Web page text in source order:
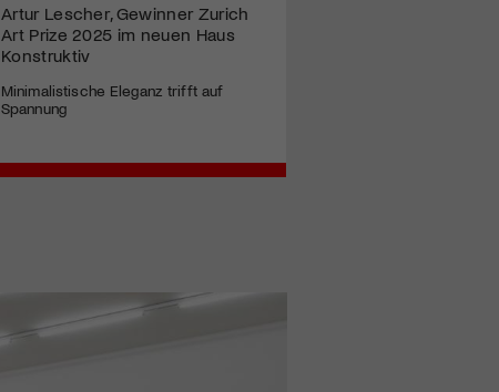
Artur Lescher, Gewinner Zurich
Art Prize 2025 im neuen Haus
Konstruktiv
Minimalistische Eleganz trifft auf
Spannung